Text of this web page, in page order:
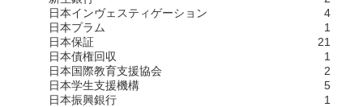
日本インヴェスティゲーション
4
日本プラム
1
日本保証
21
日本債権回収
1
日本国際教育支援協会
2
日本学生支援機構
5
日本振興銀行
1